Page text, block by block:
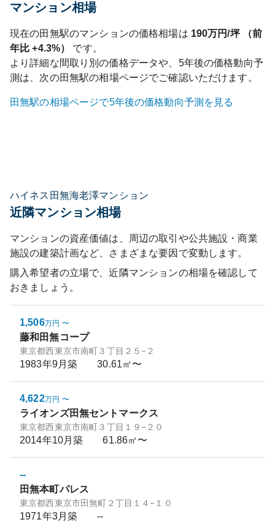
マンション相場
現在の田無駅のマンションの価格相場は 190万円/坪 （前
年比+4.3%）
です。
より詳細な間取り別の価格データや、5年後の価格動向予
測は、次の田無駅の相場ページでご確認いただけます。
田無駅の相場ページで5年後の価格動向予測を見る
ハイネス田無海老澤マンション
近隣マンション相場
マンションの資産価値は、周辺の取引や公共施設・商業
施設の建築計画など、さまざまな要因で変動します。
購入希望者の立場で、近隣マンションの相場を確認して
おきましょう。
1,506万円 〜
藤和田無コープ
東京都西東京市南町３丁目２５−２
1983年9月築 30.61㎡〜
4,622万円 〜
ライオンズ田無セントマークス
東京都西東京市南町３丁目１９−２０
2014年10月築 61.86㎡〜
--
田無本町パレス
東京都西東京市田無町２丁目１４−１０
1971年3月築 --